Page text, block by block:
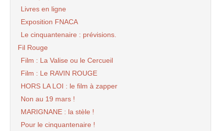
Livres en ligne
Exposition FNACA
Le cinquantenaire : prévisions.
Fil Rouge
Film : La Valise ou le Cercueil
Film : Le RAVIN ROUGE
HORS LA LOI : le film à zapper
Non au 19 mars !
MARIGNANE : la stèle !
Pour le cinquantenaire !